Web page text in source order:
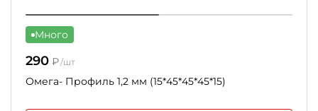
Много
290 ₽/шт
Омега- Профиль 1,2 мм (15*45*45*45*15)